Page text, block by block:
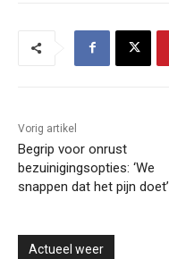
Vorig artikel
Begrip voor onrust
bezuinigingsopties: ‘We
snappen dat het pijn doet’
Actueel weer